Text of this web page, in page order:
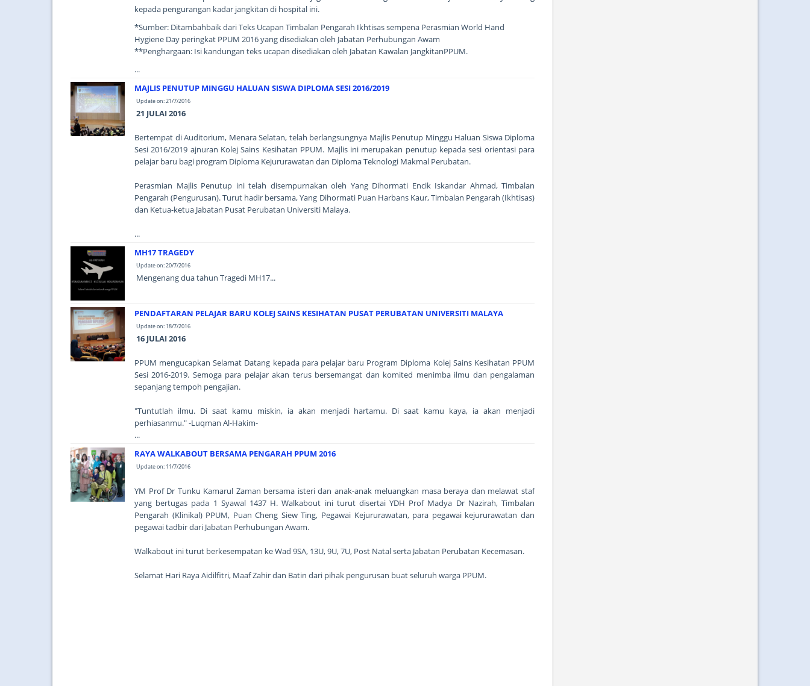
kepada pengurangan kadar jangkitan di hospital ini.
*Sumber: Ditambahbaik dari Teks Ucapan Timbalan Pengarah Ikhtisas sempena Perasmian World Hand
Hygiene Day peringkat PPUM 2016 yang disediakan oleh Jabatan Perhubungan Awam
**Penghargaan: Isi kandungan teks ucapan disediakan oleh Jabatan Kawalan JangkitanPPUM.
...
MAJLIS PENUTUP MINGGU HALUAN SISWA DIPLOMA SESI 2016/2019
Update on: 21/7/2016
21 JULAI 2016
Bertempat di Auditorium, Menara Selatan, telah berlangsungnya Majlis Penutup Minggu Haluan Siswa Diploma
Sesi 2016/2019 ajnuran Kolej Sains Kesihatan PPUM. Majlis ini merupakan penutup kepada sesi orientasi para
pelajar baru bagi program Diploma Kejururawatan dan Diploma Teknologi Makmal Perubatan.
Perasmian Majlis Penutup ini telah disempurnakan oleh Yang Dihormati Encik Iskandar Ahmad, Timbalan
Pengarah (Pengurusan). Turut hadir bersama, Yang Dihormati Puan Harbans Kaur, Timbalan Pengarah (Ikhtisas)
dan Ketua-ketua Jabatan Pusat Perubatan Universiti Malaya.
...
MH17 TRAGEDY
Update on: 20/7/2016
Mengenang dua tahun Tragedi MH17...
PENDAFTARAN PELAJAR BARU KOLEJ SAINS KESIHATAN PUSAT PERUBATAN UNIVERSITI MALAYA
Update on: 18/7/2016
16 JULAI 2016
PPUM mengucapkan Selamat Datang kepada para pelajar baru Program Diploma Kolej Sains Kesihatan PPUM
Sesi 2016-2019. Semoga para pelajar akan terus bersemangat dan komited menimba ilmu dan pengalaman
sepanjang tempoh pengajian.
"Tuntutlah ilmu. Di saat kamu miskin, ia akan menjadi hartamu. Di saat kamu kaya, ia akan menjadi
perhiasanmu." -Luqman Al-Hakim-
...
RAYA WALKABOUT BERSAMA PENGARAH PPUM 2016
Update on: 11/7/2016
YM Prof Dr Tunku Kamarul Zaman bersama isteri dan anak-anak meluangkan masa beraya dan melawat staf
yang bertugas pada 1 Syawal 1437 H. Walkabout ini turut disertai YDH Prof Madya Dr Nazirah, Timbalan
Pengarah (Klinikal) PPUM, Puan Cheng Siew Ting, Pegawai Kejururawatan, para pegawai kejururawatan dan
pegawai tadbir dari Jabatan Perhubungan Awam.
Walkabout ini turut berkesempatan ke Wad 9SA, 13U, 9U, 7U, Post Natal serta Jabatan Perubatan Kecemasan.
Selamat Hari Raya Aidilfitri, Maaf Zahir dan Batin dari pihak pengurusan buat seluruh warga PPUM.